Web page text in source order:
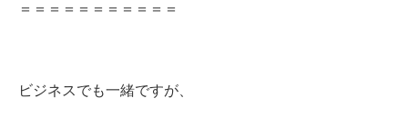
＝＝＝＝＝＝＝＝＝＝＝
ビジネスでも一緒ですが、